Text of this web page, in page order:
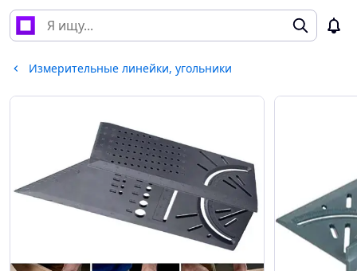
Измерительные линейки, угольники